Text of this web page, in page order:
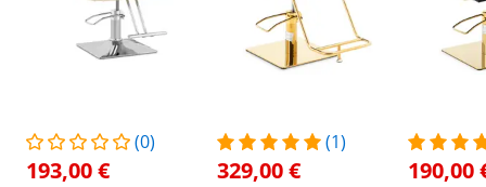
(0)
193,00 €
(1)
329,00 € 190,00